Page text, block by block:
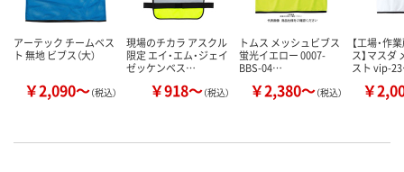
アーテック チームベス
ト 無地 ビブス（大）
￥2,090～（税込）
現場のチカラ アスクル
限定 エイ・エム・ジェイ
ゼッケンベス…
￥918～（税込）
トムス メッシュビブス
蛍光イエロー 0007-
BBS-04…
￥2,380～（税込）
【工場・作
ス】マスダ
スト vip-
￥